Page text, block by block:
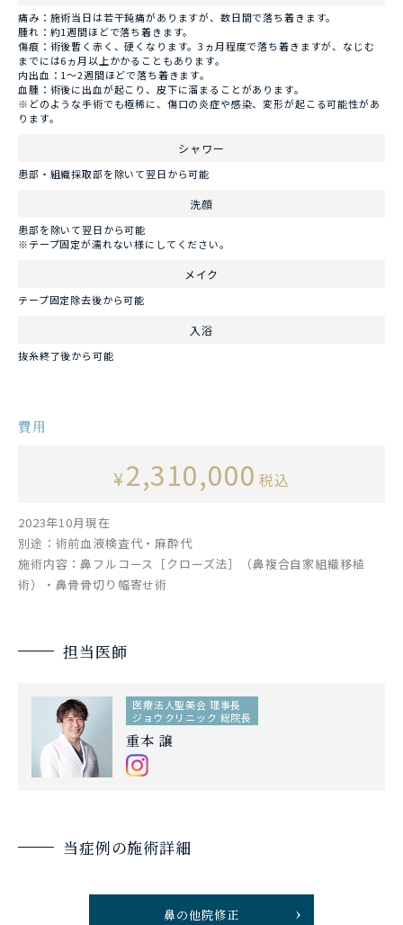
痛み：施術当日は若干鈍痛がありますが、数日間で落ち着きます。
腫れ：約1週間ほどで落ち着きます。
傷痕：術後暫く赤く、硬くなります。3ヵ月程度で落ち着きますが、なじむ
までには6ヵ月以上かかることもあります。
内出血：1～2週間ほどで落ち着きます。
血腫：術後に出血が起こり、皮下に溜まることがあります。
※どのような手術でも極稀に、傷口の炎症や感染、変形が起こる可能性があ
ります。
シャワー
患部・組織採取部を除いて翌日から可能
洗顔
患部を除いて翌日から可能
※テープ固定が濡れない様にしてください。
メイク
テープ固定除去後から可能
入浴
抜糸終了後から可能
費用
¥2,310,000 税込
2023年10月現在
別途：術前血液検査代・麻酔代
施術内容：鼻フルコース［クローズ法］（鼻複合自家組織移植
術）・鼻骨骨切り幅寄せ術
担当医師
医療法人聖美会 理事長
ジョウクリニック 総院長
重本 譲
当症例の施術詳細
鼻の他院修正